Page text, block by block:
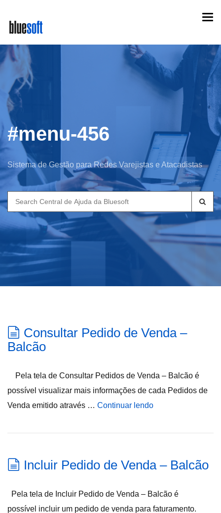
main
content
#menu-456
Sistema de Gestão para Redes Varejistas e Atacadistas
Search
for:
Consultar Pedido de Venda –
Balcão
Pela tela de Consultar Pedidos de Venda – Balcão é
possível visualizar mais informações de cada Pedidos de
Venda emitido através … Continuar lendo
Incluir Pedido de Venda – Balcão
Pela tela de Incluir Pedido de Venda – Balcão é
possível incluir um pedido de venda para faturamento.